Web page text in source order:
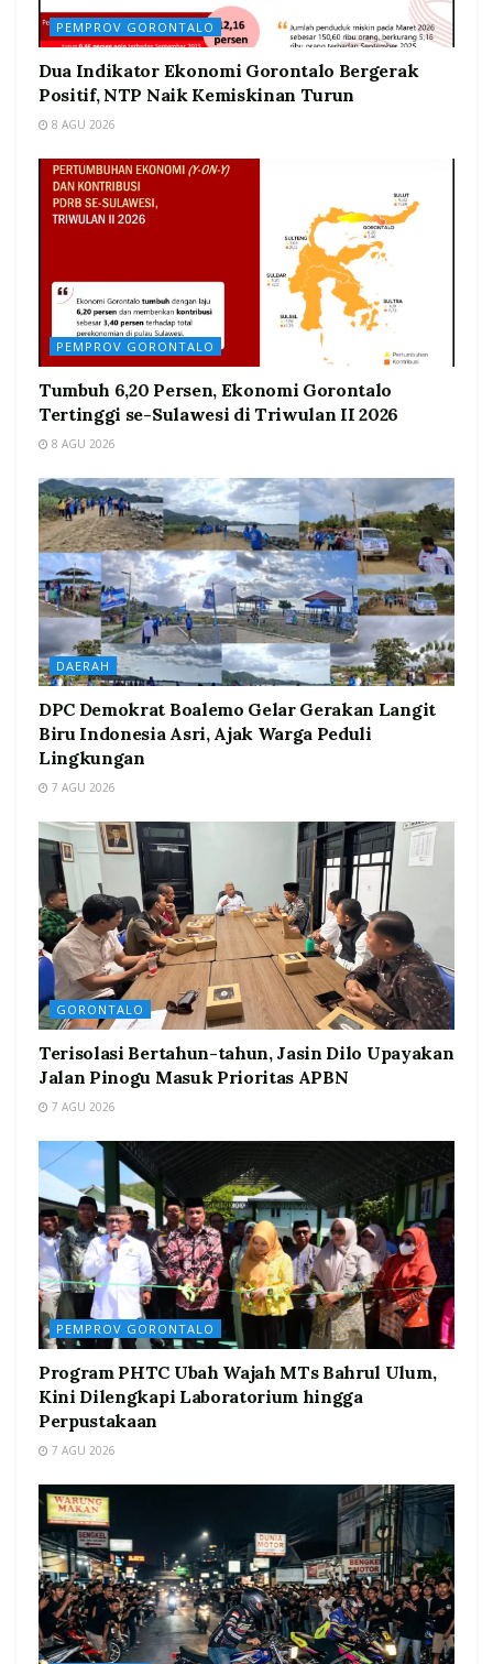
PEMPROV GORONTALO
Dua Indikator Ekonomi Gorontalo Bergerak
Positif, NTP Naik Kemiskinan Turun
8 AGU 2026
PEMPROV GORONTALO
Tumbuh 6,20 Persen, Ekonomi Gorontalo
Tertinggi se-Sulawesi di Triwulan II 2026
8 AGU 2026
DAERAH
DPC Demokrat Boalemo Gelar Gerakan Langit
Biru Indonesia Asri, Ajak Warga Peduli
Lingkungan
7 AGU 2026
GORONTALO
Terisolasi Bertahun-tahun, Jasin Dilo Upayakan
Jalan Pinogu Masuk Prioritas APBN
7 AGU 2026
PEMPROV GORONTALO
Program PHTC Ubah Wajah MTs Bahrul Ulum,
Kini Dilengkapi Laboratorium hingga
Perpustakaan
7 AGU 2026